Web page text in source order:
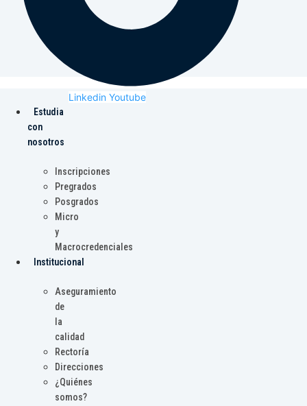
Linkedin Youtube
Estudia
con
nosotros
Inscripciones
Pregrados
Posgrados
Micro
y
Macrocredenciales
Institucional
Aseguramiento
de
la
calidad
Rectoría
Direcciones
¿Quiénes
somos?